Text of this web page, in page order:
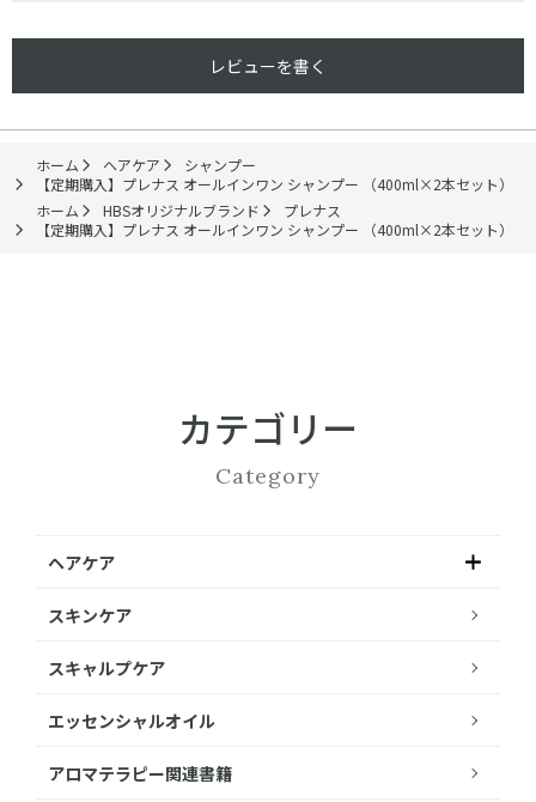
レビューを書く
ホーム ヘアケア
シャンプー
【定期購入】プレナス オールインワン シャンプー （400ml×2本セット）
ホーム
HBSオリジナルブランド
プレナス
【定期購入】プレナス オールインワン シャンプー （400ml×2本セット）
カテゴリー
Category
ヘアケア
スキンケア
スキャルプケア
エッセンシャルオイル
アロマテラピー関連書籍